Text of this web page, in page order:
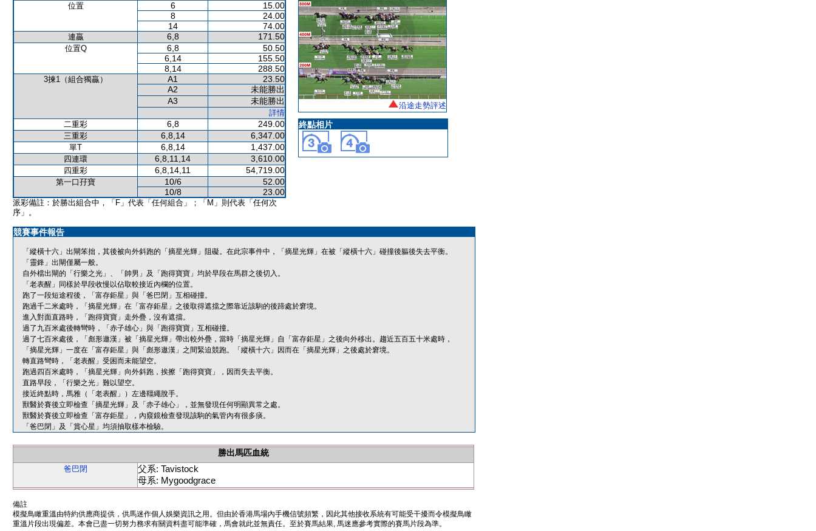
位置 6
15.00
8
24.00
14
74.00
連贏 6,8 171.50
位置Q 6,8
50.50
6,14
155.50
8,14
288.50
3揀1（組合獨贏） A1
23.50
A2
未能勝出
A3
未能勝出
詳情
二重彩
6,8 249.00
三重彩 6,8,14 6,347.00
單T 6,8,14 1,437.00
四連環 6,8,11,14 3,610.00
四重彩 6,8,14,11 54,719.00
第一口孖寶 10/6
52.00
10/8
23.00
派彩備註：於勝出組合中，「F」代表「任何組合」；「M」則代表「任何次
序」。
沿途走勢評述
終點相片
競賽事件報告
「縱橫十六」出閘笨拙，其後被向外斜跑的「摘星光輝」阻礙。在此宗事件中，「摘星光輝」在被「縱橫十六」碰撞後軀後失去平衡。
「靈鋒」出閘僅屬一般。
自外檔出閘的「行樂之光」、「帥男」及「跑得寶寶」均於早段在馬群之後切入。
「老表醒」同樣於早段收慢以佔取較接近內欄的位置。
跑了一段短途程後，「富存鉅星」與「爸巴閉」互相碰撞。
跑過千二米處時，「摘星光輝」在「富存鉅星」之後取得遮擋之際靠近該駒的後蹄處於窘境。
進入對面直路時，「跑得寶寶」走外疊，沒有遮擋。
過了九百米處後轉彎時，「赤子雄心」與「跑得寶寶」互相碰撞。
過了七百米處後，「彪形遨漢」被「摘星光輝」帶出較外疊，當時「摘星光輝」自「富存鉅星」之後向外移出。趨近五百五十米處時，
「摘星光輝」一度在「富存鉅星」與「彪形遨漢」之間緊迫競跑。「縱橫十六」因而在「摘星光輝」之後處於窘境。
轉直路彎時，「老表醒」受困而未能望空。
跑過四百米處時，「摘星光輝」向外斜跑，挨擦「跑得寶寶」，因而失去平衡。
直路早段，「行樂之光」難以望空。
接近終點時，馬雅（「老表醒」）左邊韁繩脫手。
獸醫於賽後立即檢查「摘星光輝」及「赤子雄心」，並無發現任何明顯異常之處。
獸醫於賽後立即檢查「富存鉅星」，內窺鏡檢查發現該駒的氣管內有很多痰。
「爸巴閉」及「賞心星」均須抽取樣本檢驗。
勝出馬匹血統
爸巴閉
父系: Tavistock
母系: Mygoodgrace
備註
模擬鳥瞰重溫由特約供應商提供，供馬迷作個人娛樂資訊之用。但由於香港馬場內手機信號頻繁，因此其他接收系統有可能受干擾而令模擬鳥瞰
重溫片段出現偏差。本會已盡一切努力務求有關資料盡可能準確，馬會就此並無責任。至於賽馬結果, 馬迷應參考實際的賽馬片段為準。